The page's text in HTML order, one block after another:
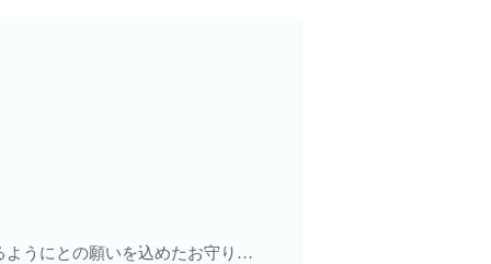
ようにとの願いを込めたお守り…